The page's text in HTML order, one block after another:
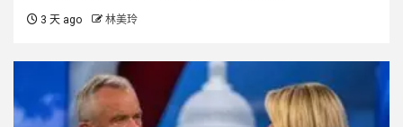
3 天 ago 林美玲